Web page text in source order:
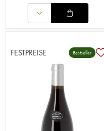
FESTPREISE Bestseller